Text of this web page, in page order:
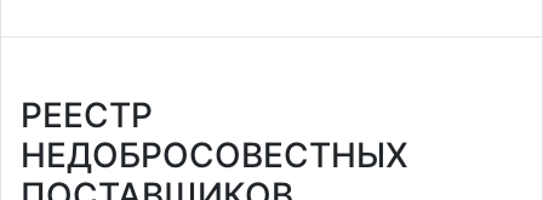
РЕЕСТР
НЕДОБРОСОВЕСТНЫХ